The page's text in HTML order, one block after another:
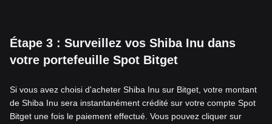
Étape 3 : Surveillez vos Shiba Inu dans
votre portefeuille Spot Bitget
Si vous avez choisi d'acheter Shiba Inu sur Bitget, votre montant
de Shiba Inu sera instantanément crédité sur votre compte Spot
Bitget une fois le paiement effectué. Vous pouvez cliquer sur